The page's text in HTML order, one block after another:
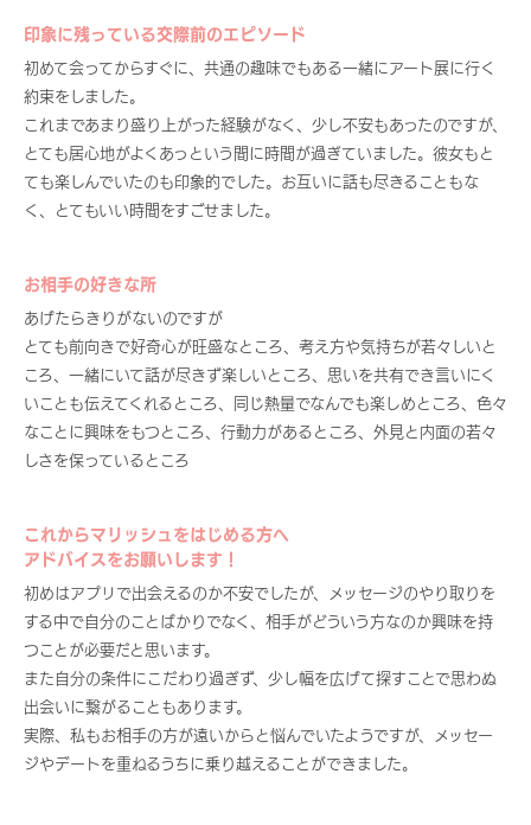
印象に残っている交際前のエピソード
初めて会ってからすぐに、共通の趣味でもある一緒にアート展に行く
約束をしました。
これまであまり盛り上がった経験がなく、少し不安もあったのですが、
とても居心地がよくあっという間に時間が過ぎていました。彼女もと
ても楽しんでいたのも印象的でした。お互いに話も尽きることもな
く、とてもいい時間をすごせました。
お相手の好きな所
あげたらきりがないのですが
とても前向きで好奇心が旺盛なところ、考え方や気持ちが若々しいと
ころ、一緒にいて話が尽きず楽しいところ、思いを共有でき言いにく
いことも伝えてくれるところ、同じ熱量でなんでも楽しめところ、色々
なことに興味をもつところ、行動力があるところ、外見と内面の若々
しさを保っているところ
これからマリッシュをはじめる方へ
アドバイスをお願いします！
初めはアプリで出会えるのか不安でしたが、メッセージのやり取りを
する中で自分のことばかりでなく、相手がどういう方なのか興味を持
つことが必要だと思います。
また自分の条件にこだわり過ぎず、少し幅を広げて探すことで思わぬ
出会いに繋がることもあります。
実際、私もお相手の方が遠いからと悩んでいたようですが、メッセー
ジやデートを重ねるうちに乗り越えることができました。